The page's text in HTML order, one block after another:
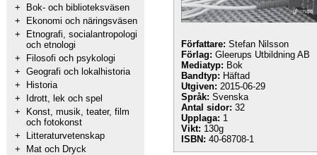
+
Bok- och biblioteksväsen
+
Ekonomi och näringsväsen
+
Etnografi, socialantropologi
och etnologi
+
Filosofi och psykologi
+ Geografi och lokalhistoria
+
Historia
+
Idrott, lek och spel
+
Konst, musik, teater, film
och fotokonst
+
Litteraturvetenskap
+
Mat och Dryck
Författare: Stefan Nilsson
Förlag: Gleerups Utbildning AB
Mediatyp: Bok
Bandtyp: Häftad
Utgiven: 2015-06-29
Språk: Svenska
Antal sidor: 32
Upplaga: 1
Vikt: 130g
ISBN: 40-68708-1